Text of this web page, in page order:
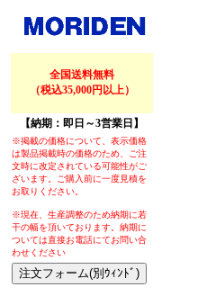
全国送料無料
（税込35,000円以上）
【納期：即日～3営業日】
※掲載の価格について、表示価格
は製品掲載時の価格のため、ご注
文時に改定されている可能性がご
ざいます。ご購入前に一度見積を
お取りください。
※現在、生産調整のため納期に若
干の幅を頂いております。納期に
ついては直接お電話にてお問い合
わせください